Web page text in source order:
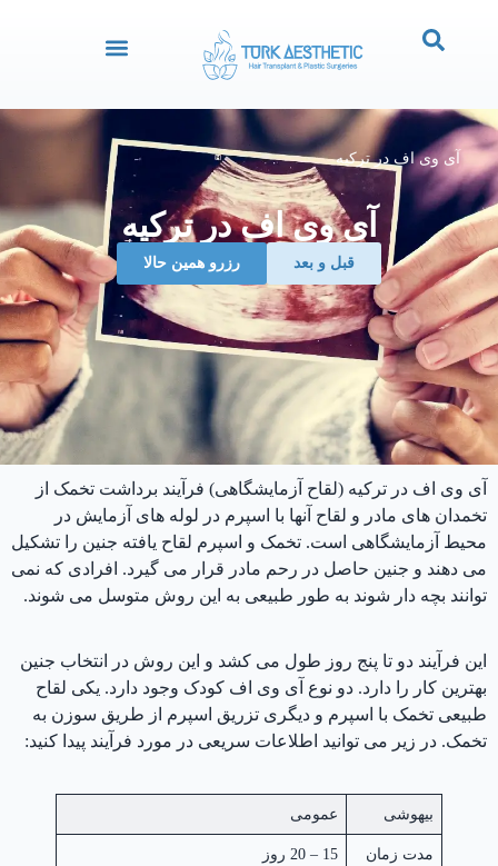
آی وی اف در ترکیه
آی وی اف در ترکیه
قبل و بعد رزرو همین حالا
آی وی اف در ترکیه (لقاح آزمایشگاهی) فرآیند برداشت تخمک از
تخمدان های مادر و لقاح آنها با اسپرم در لوله های آزمایش در
محیط آزمایشگاهی است. تخمک و اسپرم لقاح یافته جنین را تشکیل
می دهند و جنین حاصل در رحم مادر قرار می گیرد. افرادی که نمی
توانند بچه دار شوند به طور طبیعی به این روش متوسل می شوند.
این فرآیند دو تا پنج روز طول می کشد و این روش در انتخاب جنین
بهترین کار را دارد. دو نوع آی وی اف کودک وجود دارد. یکی لقاح
طبیعی تخمک با اسپرم و دیگری تزریق اسپرم از طریق سوزن به
تخمک. در زیر می توانید اطلاعات سریعی در مورد فرآیند پیدا کنید:
بیهوشی عمومی
مدت زمان
15 – 20 روز